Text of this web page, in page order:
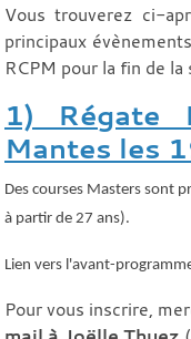
Vous trouverez ci-
principaux
RCPM pour la fin de
1) Régate
Mantes les
Des courses Masters sont
à partir de 27 ans).
Lien vers l'avant-
Pour vous inscrire,